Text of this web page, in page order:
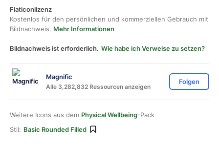
Flaticonlizenz
Kostenlos für den persönlichen und kommerziellen Gebrauch mit
Bildnachweis. Mehr Informationen
Bildnachweis ist erforderlich. Wie habe ich Verweise zu setzen?
Magnific
Alle 3,282,832 Ressourcen anzeigen
Folgen
Weitere Icons aus dem Physical Wellbeing-Pack
Stil: Basic Rounded Filled